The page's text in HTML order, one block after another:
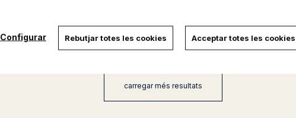
carregar més resultats
Configurar Rebutjar totes les cookies Acceptar totes les cookies